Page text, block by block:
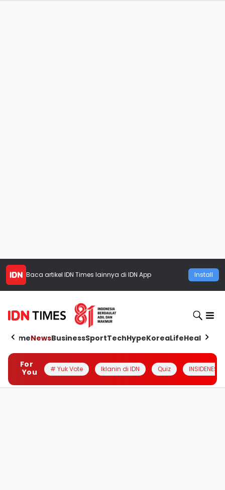
Baca artikel IDN Times lainnya di IDN App Install
HomeNewsBusinessSportTechHypeKoreaLifeHealth
For
You
# Yuk Vote Iklanin di IDN Quiz INSIDENESIA